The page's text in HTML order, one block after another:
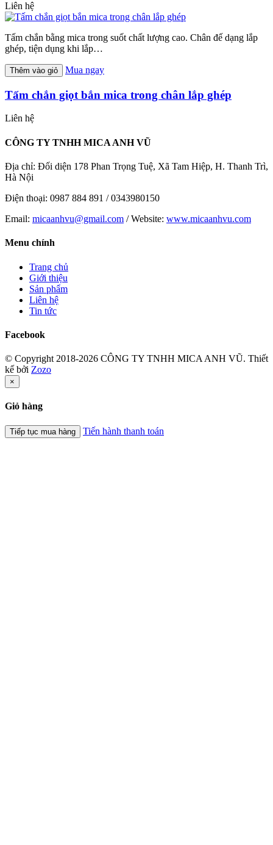
Liên hệ
Tấm chắn bằng mica trong suốt chất lượng cao. Chân đế dạng lắp
ghép, tiện dụng khi lắp…
Thêm vào giỏ Mua ngay
Tấm chắn giọt bắn mica trong chân lắp ghép
Liên hệ
CÔNG TY TNHH MICA ANH VŨ
Địa chỉ: Đối diện 178 Phan Trọng Tuệ, Xã Tam Hiệp, H. Thanh Trì,
Hà Nội
Điện thoại: 0987 884 891 / 0343980150
Email: micaanhvu@gmail.com / Website: www.micaanhvu.com
Menu chính
Trang chủ
Giới thiệu
Sản phẩm
Liên hệ
Tin tức
Facebook
© Copyright 2018-2026 CÔNG TY TNHH MICA ANH VŨ. Thiết
kế bởi Zozo
×
Giỏ hàng
Tiếp tục mua hàng Tiến hành thanh toán